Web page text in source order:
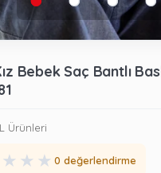
Bebek Saç Bantlı
Ürünleri
★ ★ ★ 0 değerlendirme